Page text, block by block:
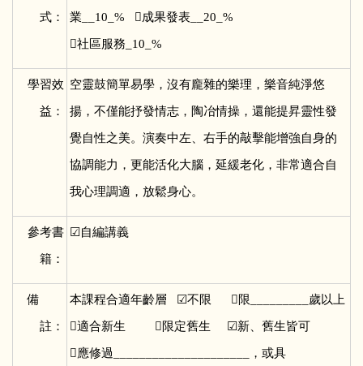
式： 業__10_% 成果發表__20_%
社區服務_10_%
學習效
益：
空靈鼓簡單易學，沒有龐雜的樂理，樂音純淨悠
揚，不僅能抒發情志，陶冶情操，還能提昇靈性發
覺自性之美。演奏中左、右手的敲擊能增強自身的
協調能力，更能活化大腦，延緩老化，非常適合自
我心理調適，放鬆身心。
參考書
籍：
☑自編講義
備
註：
本課程合適年齡層 ☑不限 限_________歲以上
適合新生 限定舊生 ☑新、舊生皆可
應修過_____________________，或具